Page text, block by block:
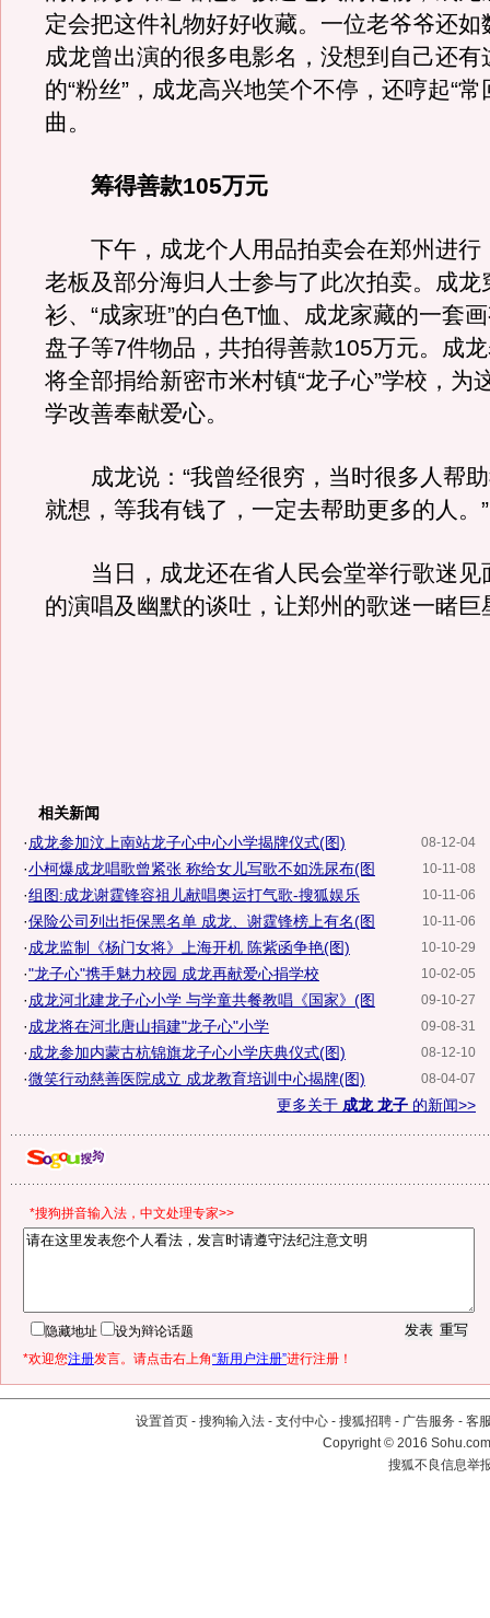
定会把这件礼物好好收藏。一位老爷爷还如
成龙曾出演的很多电影名，没想到自己还有
的“粉丝”，成龙高兴地笑个不停，还哼起“常
曲。
筹得善款105万元
下午，成龙个人用品拍卖会在郑州进行
老板及部分海归人士参与了此次拍卖。成龙
衫、“成家班”的白色T恤、成龙家藏的一套画
盘子等7件物品，共拍得善款105万元。成
将全部捐给新密市米村镇“龙子心”学校，为
学改善奉献爱心。
成龙说：“我曾经很穷，当时很多人帮助
就想，等我有钱了，一定去帮助更多的人。”
当日，成龙还在省人民会堂举行歌迷见
的演唱及幽默的谈吐，让郑州的歌迷一睹巨
相关新闻
08-12-04
·成龙参加汶上南站龙子心中心小学揭牌仪式(图)
10-11-08
·小柯爆成龙唱歌曾紧张 称给女儿写歌不如洗尿布(图
10-11-06
·组图:成龙谢霆锋容祖儿献唱奥运打气歌-搜狐娱乐
10-11-06
·保险公司列出拒保黑名单 成龙、谢霆锋榜上有名(图
10-10-29
·成龙监制《杨门女将》上海开机 陈紫函争艳(图)
10-02-05
·"龙子心"携手魅力校园 成龙再献爱心捐学校
09-10-27
·成龙河北建龙子心小学 与学童共餐教唱《国家》(图
09-08-31
·成龙将在河北唐山捐建"龙子心"小学
08-12-10
·成龙参加内蒙古杭锦旗龙子心小学庆典仪式(图)
08-04-07
·微笑行动慈善医院成立 成龙教育培训中心揭牌(图)
更多关于 成龙 龙子 的新闻>>
*搜狗拼音输入法，中文处理专家>>
隐藏地址
设为辩论话题
*欢迎您注册发言。请点击右上角“新用户注册”进行注册！
设置首页 - 搜狗输入法 - 支付中心 - 搜狐招聘 - 广告服务 - 客
Copyright©2016
搜狐不良信息举